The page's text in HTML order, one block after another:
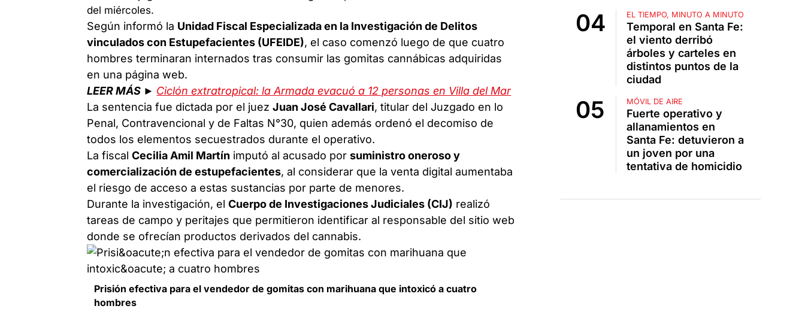
Según informó la Unidad Fiscal Especializada en la Investigación de Delitos
vinculados con Estupefacientes (UFEIDE), el caso comenzó luego de que cuatro
hombres terminaran internados tras consumir las gomitas cannábicas adquiridas
en una página web.
LEER MÁS ► Ciclón extratropical: la Armada evacuó a 12 personas en Villa del Mar
La sentencia fue dictada por el juezJuan José Cavallari, titular del Juzgado en lo
Penal, Contravencional y de Faltas N°30, quien además ordenó el decomiso de
todos los elementos secuestrados durante el operativo.
La fiscalCecilia Amil Martín imputó al acusado porsuministro oneroso y
comercialización de estupefacientes, al considerar que la venta digital aumentaba
el riesgo de acceso a estas sustancias por parte de menores.
Durante la investigación, elCuerpo de Investigaciones Judiciales (CIJ) realizó
tareas de campo y peritajes que permitieron identificar al responsable del sitio web
donde se ofrecían productos derivados del cannabis.
Prisión efectiva para el vendedor de gomitas con marihuana que intoxicó a cuatro
hombres
EL TIEMPO, MINUTO A MINUTO
Temporal en Santa Fe:
el viento derribó
árboles y carteles en
distintos puntos de la
ciudad
MÓVIL DE AIRE
Fuerte operativo y
allanamientos en
Santa Fe: detuvieron a
un joven por una
tentativa de homicidio